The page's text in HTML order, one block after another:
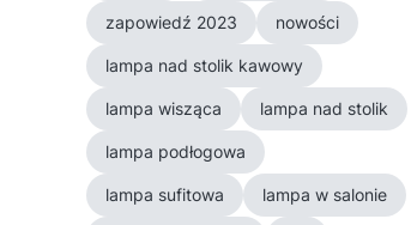
zapowiedź 2023 nowości
lampa nad stolik kawowy
lampa wisząca lampa nad stolik
lampa podłogowa
lampa sufitowa lampa w salonie